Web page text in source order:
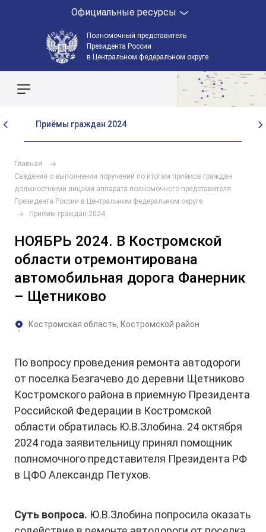
Полномочный представитель
Президента России
в Центральном федеральном округе
Официальные ресурсы
Приёмы граждан 2024
Главная
Сведения о выполнении поручений по итогам приёмов граждан
должностными лицами аппарата полномочного представителя
Президента России в Центральном федеральном округе
Приёмы граждан 2024
НОЯБРЬ 2024. В Костромской
области отремонтирована
автомобильная дорога Фанерник
– Щетниково
Костромская область, Костромской район
По вопросу проведения ремонта автодороги
от поселка Безгачево до деревни Щетниково
Костромского района в приемную Президента
Российской Федерации в Костромской
области обратилась Ю.В.Злобина. 24 октября
2024 года заявительницу принял помощник
полномочного представителя Президента РФ
в ЦФО Александр Петухов.
Суть вопроса. Ю.В.Злобина попросила оказать